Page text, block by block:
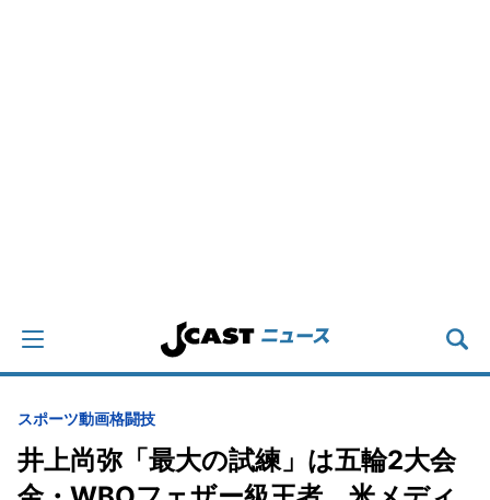
スポーツ動画格闘技
井上尚弥「最大の試練」は五輪2大会